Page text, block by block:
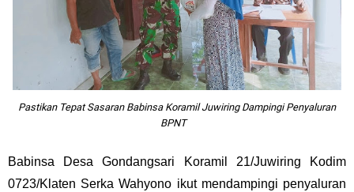
Pastikan Tepat Sasaran Babinsa Koramil Juwiring Dampingi Penyaluran
BPNT
Babinsa Desa Gondangsari Koramil 21/Juwiring Kodim
0723/Klaten Serka Wahyono ikut mendampingi penyaluran